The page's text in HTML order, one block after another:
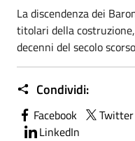
La discendenza dei
titolari della
decenni del secolo
Condividi:
Facebook Twitter
LinkedIn